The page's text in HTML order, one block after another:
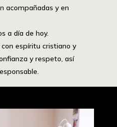
acompañadas y en
a día de hoy.
espíritu cristiano y
y respeto, así